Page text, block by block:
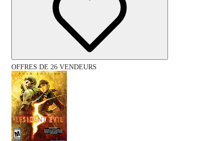
OFFRES DE 26 VENDEURS